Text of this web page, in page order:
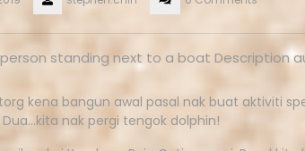
kena bangun awal pasal nak buat aktiviti
nak pergi tengok dolphin!